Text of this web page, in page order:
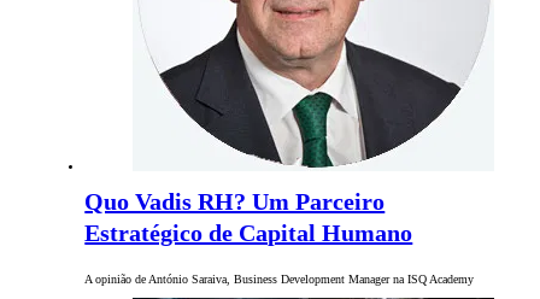
Quo Vadis RH? Um Parceiro
Estratégico de Capital Humano
A opinião de António Saraiva, Business Development Manager na ISQ Academy